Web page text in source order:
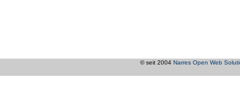
© seit 2004 Narres Open Web